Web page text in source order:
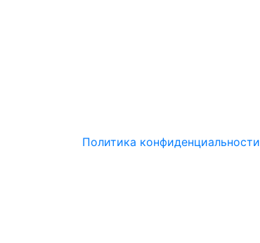
Политика конфиденциальности